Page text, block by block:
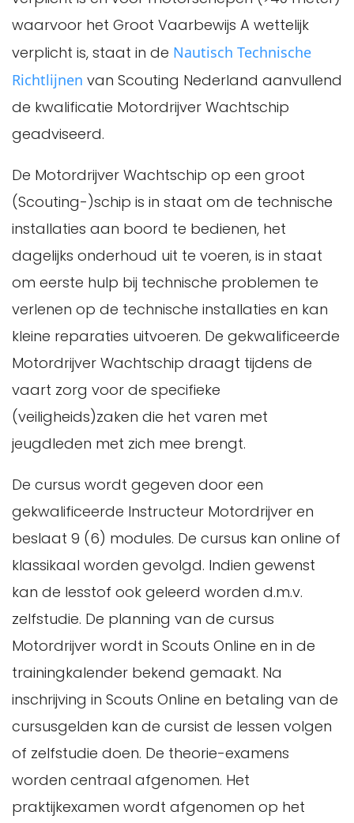
waarvoor het Groot Vaarbewijs A wettelijk
verplicht is, staat in de Nautisch Technische
Richtlijnen van Scouting Nederland aanvullend
de kwalificatie Motordrijver Wachtschip
geadviseerd.
De Motordrijver Wachtschip op een groot
(Scouting-)schip is in staat om de technische
installaties aan boord te bedienen, het
dagelijks onderhoud uit te voeren, is in staat
om eerste hulp bij technische problemen te
verlenen op de technische installaties en kan
kleine reparaties uitvoeren. De gekwalificeerde
Motordrijver Wachtschip draagt tijdens de
vaart zorg voor de specifieke
(veiligheids)zaken die het varen met
jeugdleden met zich mee brengt.
De cursus wordt gegeven door een
gekwalificeerde Instructeur Motordrijver en
beslaat 9 (6) modules. De cursus kan online of
klassikaal worden gevolgd. Indien gewenst
kan de lesstof ook geleerd worden d.m.v.
zelfstudie. De planning van de cursus
Motordrijver wordt in Scouts Online en in de
trainingkalender bekend gemaakt. Na
inschrijving in Scouts Online en betaling van de
cursusgelden kan de cursist de lessen volgen
of zelfstudie doen. De theorie-examens
worden centraal afgenomen. Het
praktijkexamen wordt afgenomen op het